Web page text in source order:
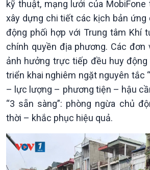
Theo
kỹ thuật, mạng lưới của
xây dựng chi tiết các kịch bản ứng
động phối hợp với Trung tâm Khí
chính quyền địa phương. Các đơn
ảnh hưởng trực tiếp đều huy động
triển khai nghiêm ngặt nguyên tắc
– lực lượng – phương tiện – hậu
“3 sẵn sàng”: phòng ngừa chủ
thời – khắc phục hiệu quả.